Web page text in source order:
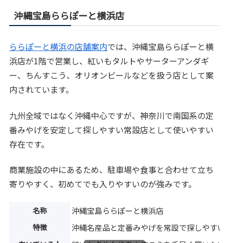
沖縄宝島ららぽーと横浜店
ららぽーと横浜の店舗案内では、沖縄宝島ららぽーと横
浜店が1階で営業し、紅いもタルトやサーターアンダギ
ー、ちんすこう、オリオンビールなどを扱う店として案
内されています。
九州全域ではなく沖縄中心ですが、神奈川で南国系の定
番みやげを安定して探しやすい常設店として使いやすい
存在です。
商業施設の中にあるため、駐車場や食事と合わせて立ち
寄りやすく、初めてでも入りやすいのが強みです。
名称 沖縄宝島ららぽーと横浜店
特徴 沖縄名産品と定番みやげを常設で探しやすい